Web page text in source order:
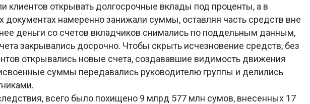
клиентов открывать долгосрочные вклады под проценты, а в
документах намеренно занижали суммы, оставляя часть средств вне
деньги со счетов вкладчиков снимались по поддельным данным,
закрывались досрочно. Чтобы скрыть исчезновение средств, без
открывались новые счета, создававшие видимость движения
суммы передавались руководителю группы и делились
всего было похищено 9 млрд 577 млн сумов, внесенных 17